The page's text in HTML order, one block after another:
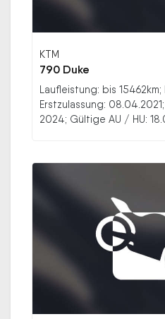
KTM
790 Duke
Laufleistung: bis 15462km;
Erstzulassung:
2024; Gültige AU / HU: